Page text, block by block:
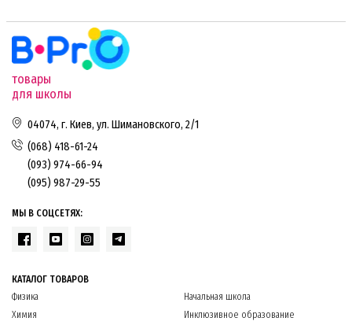
товары
для школы
04074, г. Киев, ул. Шимановского, 2/1
(068) 418-61-24
(093) 974-66-94
(095) 987-29-55
МЫ В СОЦСЕТЯХ:
КАТАЛОГ ТОВАРОВ
Физика
Химия
Начальная школа
Инклюзивное образование